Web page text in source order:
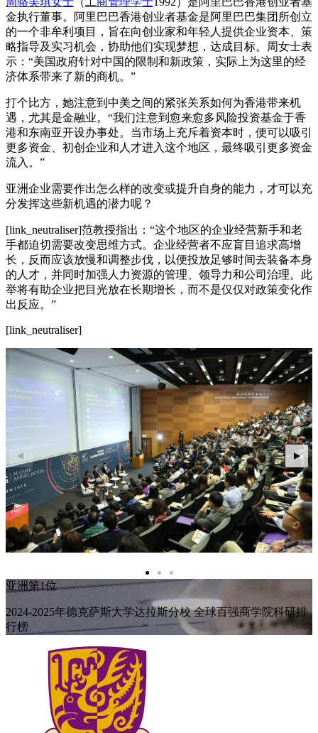
金执行董事。阿里巴巴香港创业者基金是阿里巴巴集团所创立
的一个非牟利项目，旨在向创业家和年轻人提供企业资本、策
略指导及实习机会，协助他们实现梦想，达成目标。周女士表
示：“美国政府针对中国的限制和新政策，实际上为这里的经
济体系带来了新的商机。”
打个比方，她注意到中美之间的紧张关系如何为香港带来机
遇，尤其是金融业。“我们注意到愈来愈多风险投资基金于香
港和东南亚开设办事处。当市场上充斥着资本时，便可以吸引
更多资金、初创企业和人才进入这个地区，最终吸引更多资金
流入。”
亚洲企业需要作出怎么样的改变或提升自身的能力，才可以充
分发挥这些新机遇的潜力呢？
[link_neutraliser]范教授指出：“这个地区的企业经营新手和老
手都迫切需要改变思维方式。企业经营者不应盲目追求高增
长，反而应该放慢和调整步伐，以便投放足够时间去装备本身
的人才，并同时加强人力资源的管理、领导力和公司治理。此
举将有助企业把目光放在长期增长，而不是仅仅对政策变化作
出反应。”
[link_neutraliser]
亚洲第1位
2024-2025年德克萨斯大学达拉斯分校 全球百强商学院科研排
行榜